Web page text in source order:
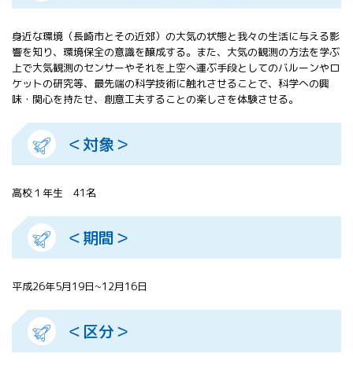
ISEB学生派
遣プログラ
ム
身近な環境（長崎市とその近郊）の大気の状態と我々の生活に与える影
響を知り、環境保全の意識を醸成する。また、大気の観測の方法を学ぶ
上で大気観測のセンサーやそれを上空へ運ぶ手段としてのバルーンやロ
ケットの研究等、最先端の科学技術に触れさせることで、科学への興
味・関心を持たせ、創意工夫することの楽しさを体験させる。
＜対象＞
高校１年生 41名
＜期間＞
平成26年5月19日~12月16日
＜区分＞